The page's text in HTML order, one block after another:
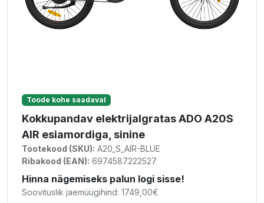
Toode kohe saadaval
Kokkupandav elektrijalgratas ADO A20S
AIR esiamordiga, sinine
Tootekood (SKU): A20_S_AIR-BLUE
Ribakood (EAN): 6974587222527
Hinna nägemiseks palun logi sisse!
Soovituslik jaemüügihind: 1749,00€